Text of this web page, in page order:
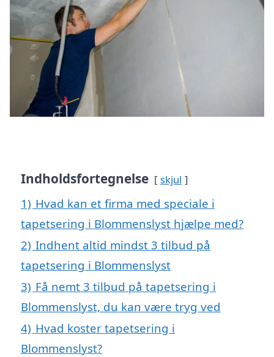
Indholdsfortegnelse skjul
1) Hvad kan et firma med speciale i
tapetsering i Blommenslyst hjælpe med?
2) Indhent altid mindst 3 tilbud på
tapetsering i Blommenslyst
3) Få nemt 3 tilbud på tapetsering i
Blommenslyst, du kan være tryg ved
4) Hvad koster tapetsering i
Blommenslyst?